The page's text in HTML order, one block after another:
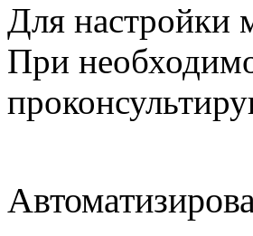
Для настройки
При